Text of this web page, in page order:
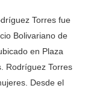
Torres fue
Bolivariano de
en Plaza
Rodríguez Torres
Desde el